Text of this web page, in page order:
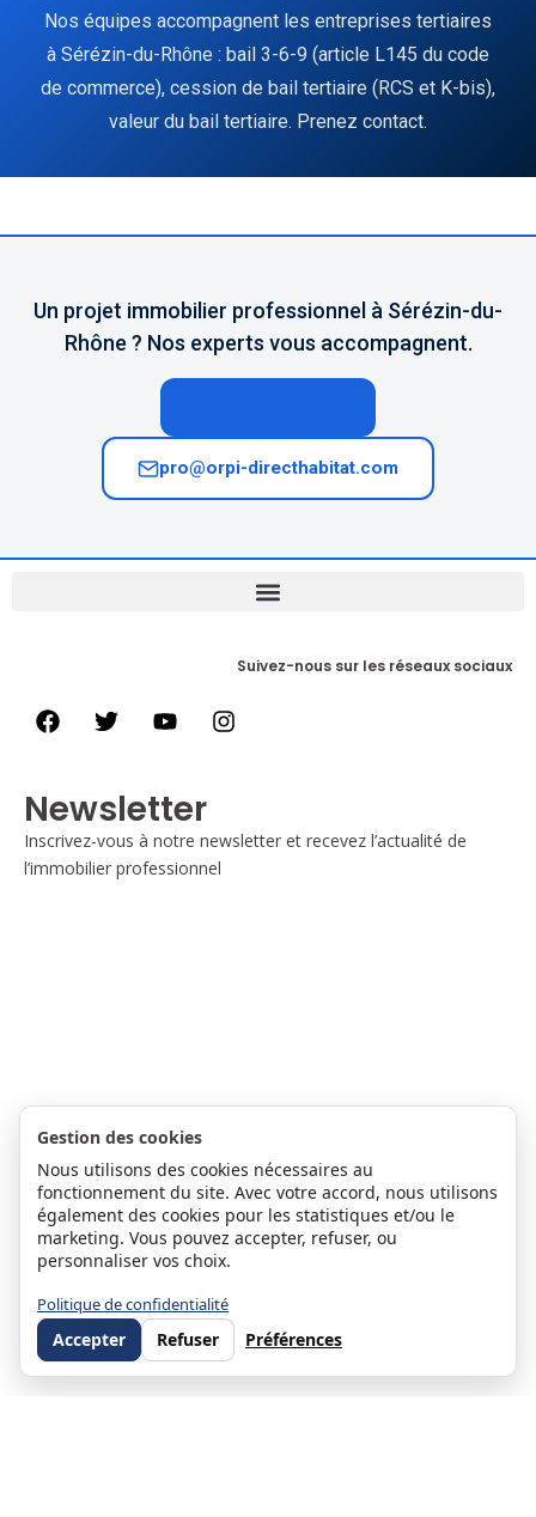
Nos équipes accompagnent les entreprises tertiaires
à Sérézin-du-Rhône : bail 3-6-9 (article L145 du code
de commerce), cession de bail tertiaire (RCS et K-bis),
valeur du bail tertiaire. Prenez contact.
Un projet immobilier professionnel à Sérézin-du-
Rhône ? Nos experts vous accompagnent.
pro@orpi-directhabitat.com
Suivez-nous sur les réseaux sociaux
Newsletter
Inscrivez-vous à notre newsletter et recevez l’actualité de
l’immobilier professionnel
Gestion des cookies
Nous utilisons des cookies nécessaires au
fonctionnement du site. Avec votre accord, nous utilisons
également des cookies pour les statistiques et/ou le
marketing. Vous pouvez accepter, refuser, ou
personnaliser vos choix.
Politique de confidentialité
Accepter Refuser Préférences